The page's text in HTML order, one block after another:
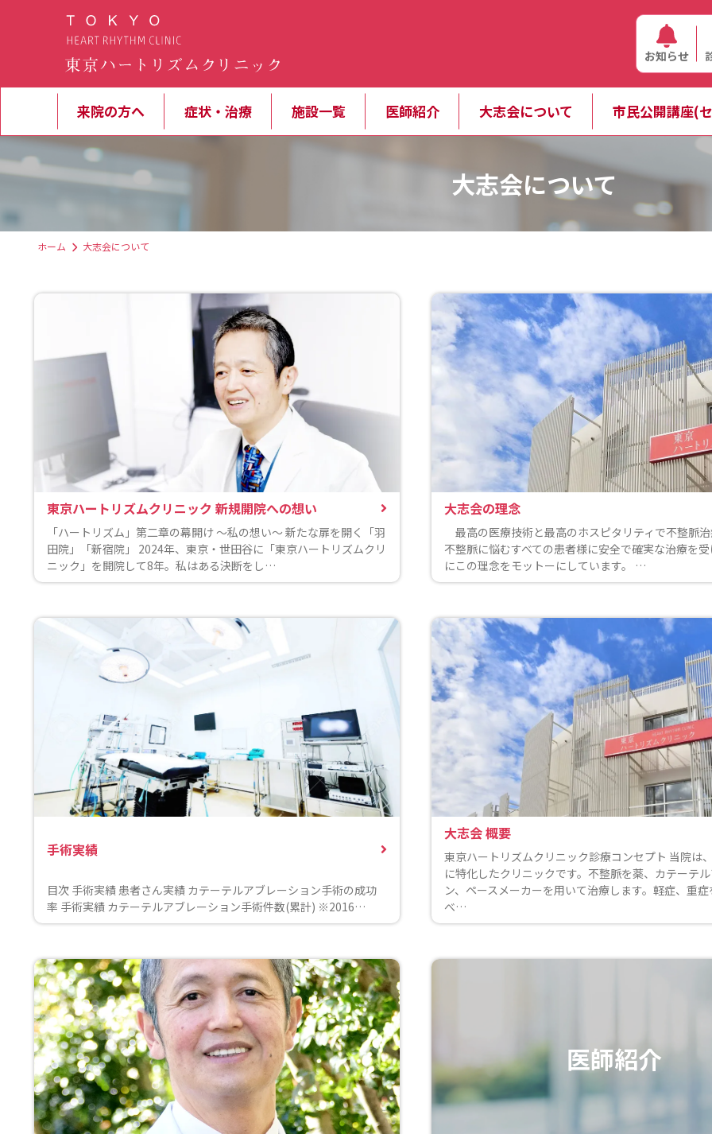
お知らせ
来院の方へ 症状・治療 施設一覧 医師紹介 大志会について 市民公開講座(
大志会について
ホーム 大志会について
東京ハートリズムクリニック 新規開院への想い
「ハートリズム」第二章の幕開け 〜私の想い〜 新たな扉を開く「羽
田院」「新宿院」 2024年、東京・世田谷に「東京ハートリズムクリ
ニック」を開院して8年。私はある決断をし…
大志会の理念
最高の医療技術と最高のホスピタリティで不整
不整脈に悩むすべての患者様に安全で確実な治療を
にこの理念をモットーにしています。 …
手術実績
目次 手術実績 患者さん実績 カテーテルアブレーション手術の成功
率 手術実績 カテーテルアブレーション手術件数(累計) ※2016…
大志会 概要
東京ハートリズムクリニック診療コンセプト 当院は
に特化したクリニックです。不整脈を薬、カテーテ
ン、ペースメーカーを用いて治療します。軽症、重
べ…
医師紹介